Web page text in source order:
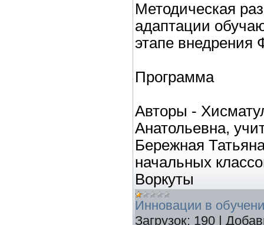
Методическая
адаптации
этапе внедрения
Программа
Авторы -
Анатольевна,
Бережная
начальных
Воркуты
Инновации в
Загрузок: 190